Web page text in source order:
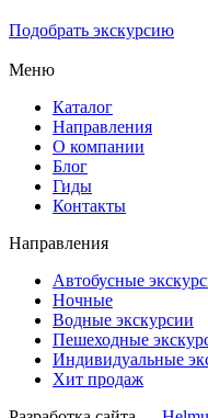
Подобрать экскурсию
Меню
Каталог
Направления
О компании
Блог
Гиды
Контакты
Направления
Автобусные
Ночные
Водные экскурсии
Пешеходные
Индивидуальные
Хит продаж